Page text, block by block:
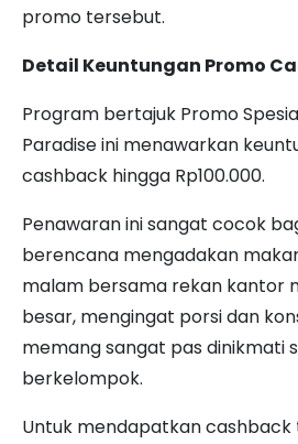
promo tersebut.
Detail Keuntungan Promo
Program bertajuk Promo
Paradise ini menawarkan
cashback hingga Rp100.000.
Penawaran ini sangat cocok
berencana mengadakan
malam bersama rekan kantor
besar, mengingat porsi dan
memang sangat pas dinikmati
berkelompok.
Untuk mendapatkan cashback